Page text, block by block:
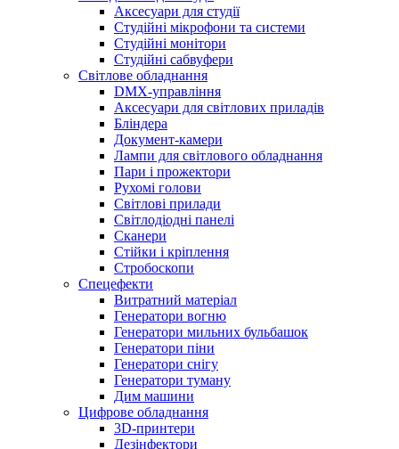
Аксесуари для студії
Студійні мікрофони та системи
Студійні монітори
Студійні сабвуфери
Світлове обладнання
DMX-управління
Аксесуари для світлових приладів
Бліндера
Документ-камери
Лампи для світлового обладнання
Пари і прожектори
Рухомі голови
Світлові прилади
Світлодіодні панелі
Сканери
Стійки і кріплення
Стробоскопи
Спецефекти
Витратний матеріал
Генератори вогню
Генератори мильних бульбашок
Генератори піни
Генератори снігу
Генератори туману
Дим машини
Цифрове обладнання
3D-принтери
Дезінфектори